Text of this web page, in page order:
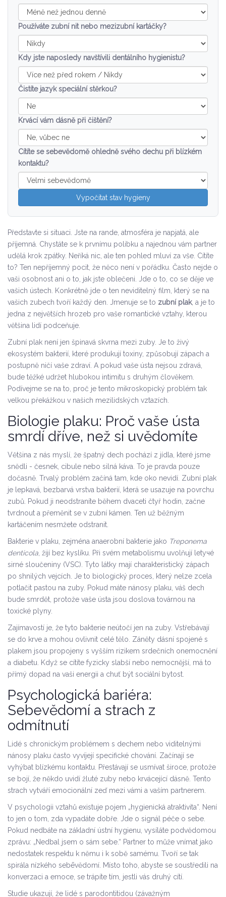
Používáte zubní nit nebo mezizubní kartáčky?
Kdy jste naposledy navštívili dentálního hygienistu?
Čistíte jazyk speciální stěrkou?
Krvácí vám dásně při čištění?
Cítíte se sebevědomě ohledně svého dechu při blízkém
kontaktu?
Vypočítat stav hygieny
Představte si situaci. Jste na rande, atmosféra je napjatá, ale
příjemná. Chystáte se k prvnímu polibku a najednou vám partner
udělá krok zpátky. Neříká nic, ale ten pohled mluví za vše. Cítíte
to? Ten nepříjemný pocit, že něco není v pořádku. Často nejde o
vaši osobnost ani o to, jak jste oblečeni. Jde o to, co se děje ve
vašich ústech. Konkrétně jde o ten neviditelný film, který se na
vašich zubech tvoří každý den. Jmenuje se to zubní plak, a je to
jedna z největších hrozeb pro vaše romantické vztahy, kterou
většina lidí podceňuje.
Zubní plak není jen špinavá skvrna mezi zuby. Je to živý
ekosystém bakterií, které produkují toxiny, způsobují zápach a
postupně ničí vaše zdraví. A pokud vaše ústa nejsou zdravá,
bude těžké udržet hlubokou intimitu s druhým člověkem.
Podívejme se na to, proč je tento mikroskopický problém tak
velkou překážkou v našich mezilidských vztazích.
Biologie plaku: Proč vaše ústa
smrdí dříve, než si uvědomíte
Většina z nás myslí, že špatný dech pochází z jídla, které jsme
snědli - česnek, cibule nebo silná káva. To je pravda pouze
dočasně. Trvalý problém začíná tam, kde oko nevidí. Zubní plak
je lepkavá, bezbarvá vrstva bakterií, která se usazuje na povrchu
zubů. Pokud ji neodstraníte během dvaceti čtyř hodin, začne
tvrdnout a přeměnit se v zubní kámen. Ten už běžným
kartáčením nesmžete odstranit.
Bakterie v plaku, zejména anaerobní bakterie jako Treponema
denticola , žijí bez kyslíku. Při svém metabolismu uvolňují letучé
sirné sloučeniny (VSC). Tyto látky mají charakteristický zápach
po shnilých vejcích. Je to biologický proces, který nelze zcela
potlačit pastou na zuby. Pokud máte nánosy plaku, váš dech
bude smrdět, protože vaše ústa jsou doslova továrnou na
toxické plyny.
Zajímavostí je, že tyto bakterie neútočí jen na zuby. Vstřebávají
se do krve a mohou ovlivnit celé tělo. Záněty dásní spojené s
plakem jsou propojeny s vyšším rizikem srdečních onemocnění
a diabetu. Když se cítíte fyzicky slabší nebo nemocnější, má to
přímý dopad na vaši energii a chuť být sociální bytost.
Psychologická bariéra:
Sebevědomí a strach z
odmítnutí
Lidé s chronickým problémem s dechem nebo viditelnými
nánosy plaku často vyvíjejí specifické chování. Začínají se
vyhýbat blízkému kontaktu. Přestávají se usmívat široce, protože
se bojí, že někdo uvidí žluté zuby nebo krvácející dásně. Tento
strach vytváří emocionální zeď mezi vámi a vaším partnerem.
V psychologii vztahů existuje pojem „hygienická atraktivita“. Není
to jen o tom, zda vypadáte dobře. Jde o signál péče o sebe.
Pokud nedbáte na základní ústní hygienu, vysíláte podvědomou
zprávu: „Nedbal jsem o sám sebe.“ Partner to může vnímat jako
nedostatek respektu k němu i k sobě samému. Tvoří se tak
spirála nízkého sebēvědomí. Místo toho, abyste se soustředili na
konverzaci a emoce, se trápíte tím, jestli vás druhý cítí.
Studie ukazují, že lidé s parodontitidou (závažným